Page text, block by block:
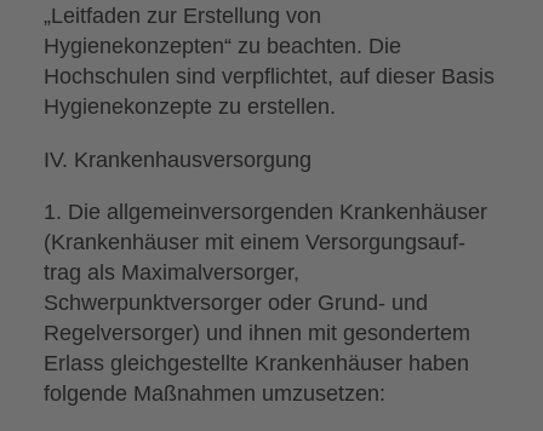
„Leitfaden zur Erstellung von
Hygienekonzepten“ zu beachten. Die
Hochschulen sind verpflichtet, auf dieser Basis
Hygienekonzepte zu erstellen.
IV. Krankenhausversorgung
1. Die allgemeinversorgenden Krankenhäuser
(Krankenhäuser mit einem Versorgungsauf-
trag als Maximalversorger,
Schwerpunktversorger oder Grund- und
Regelversorger) und ihnen mit gesondertem
Erlass gleichgestellte Krankenhäuser haben
folgende Maßnahmen umzusetzen: